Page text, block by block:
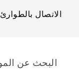
الاتصال بالطوارئ